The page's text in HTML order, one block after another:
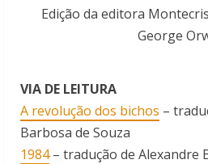
Edição da editora
George
VIA DE LEITURA
A revolução dos bichos –
Barbosa de Souza
1984– tradução de Alexandre